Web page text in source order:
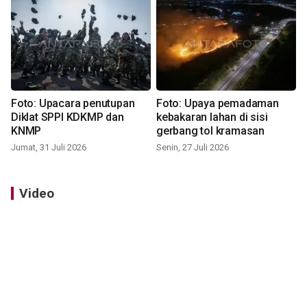
Foto: Upacara penutupan
Diklat SPPI KDKMP dan
KNMP
Jumat, 31 Juli 2026
Foto: Upaya pemadaman
kebakaran lahan di sisi
gerbang tol kramasan
Senin, 27 Juli 2026
Video